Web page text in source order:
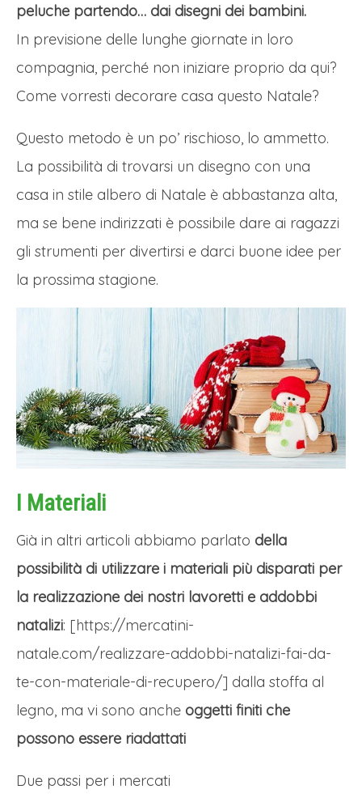
peluche partendo… dai disegni dei bambini.
In previsione delle lunghe giornate in loro
compagnia, perché non iniziare proprio da qui?
Come vorresti decorare casa questo Natale?
Questo metodo è un po’ rischioso, lo ammetto.
La possibilità di trovarsi un disegno con una
casa in stile albero di Natale è abbastanza alta,
ma se bene indirizzati è possibile dare ai ragazzi
gli strumenti per divertirsi e darci buone idee per
la prossima stagione.
I Materiali
Già in altri articoli abbiamo parlato della
possibilità di utilizzare i materiali più disparati per
la realizzazione dei nostri lavoretti e addobbi
natalizi: [https://mercatini-
natale.com/realizzare-addobbi-natalizi-fai-da-
te-con-materiale-di-recupero/] dalla stoffa al
legno, ma vi sono anche oggetti finiti che
possono essere riadattati
Due passi per i mercati